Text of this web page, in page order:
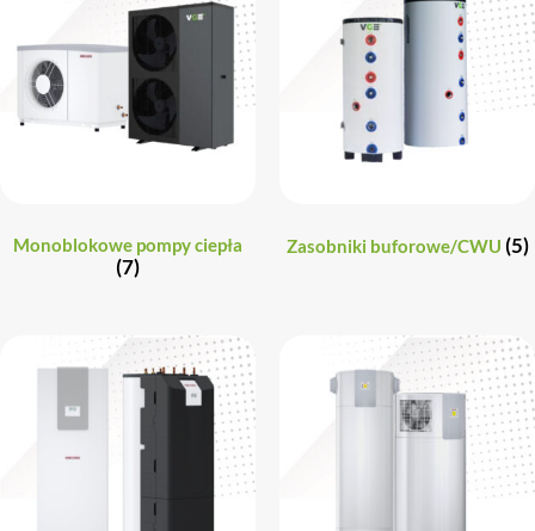
Monoblokowe pompy ciepła
(7)
Zasobniki buforowe/CWU (5)